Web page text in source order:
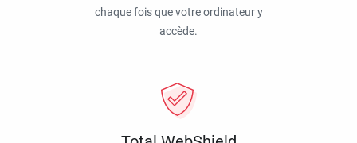
chaque fois que votre ordinateur y
accède.